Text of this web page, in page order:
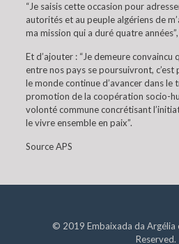
“Je saisis cette occasion pour
autorités et au peuple algériens de
ma mission qui a duré quatre
Et d’ajouter : “Je demeure convaincu
entre nos pays se poursuivront,
le monde continue d’avancer dans le
promotion de la coopération socio-
volonté commune concrétisant
le vivre ensemble en paix”.
Source APS
© 2019 Embaixada da Argélia
Reserved.